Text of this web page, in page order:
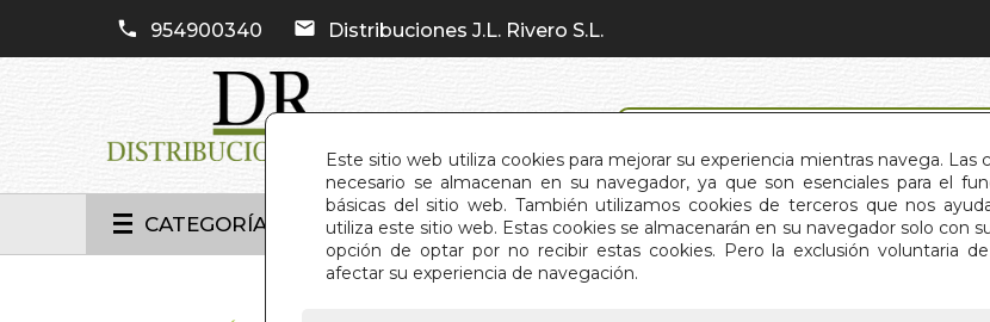
Este sitio web utiliza cookies para mejorar su experiencia mientras navega. Las
necesario se almacenan en su navegador, ya que son esenciales para el
básicas del sitio web. También utilizamos cookies de terceros que nos
utiliza este sitio web. Estas cookies se almacenarán en su navegador solo con
opción de optar por no recibir estas cookies. Pero la exclusión voluntaria
afectar su experiencia de navegación.
954900340 Distribuciones J.L. Rivero S.L.
CATEGORÍAS INICIO QUIÉNES SOMOS